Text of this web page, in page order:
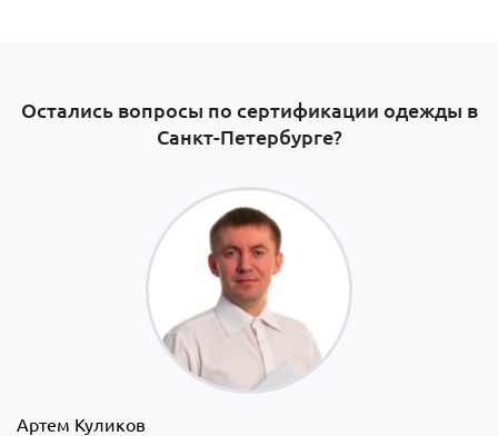
Остались вопросы по сертификации одежды в
Санкт-Петербурге​?
Артем Куликов